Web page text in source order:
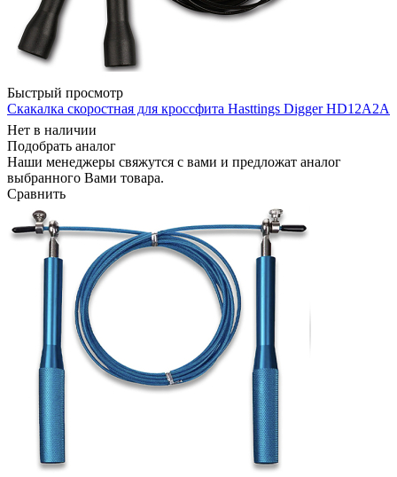
Быстрый просмотр
Скакалка скоростная для кроссфита Hasttings Digger HD12A2A
Нет в наличии
Подобрать аналог
Наши менеджеры свяжутся с вами и предложат аналог
выбранного Вами товара.
Сравнить